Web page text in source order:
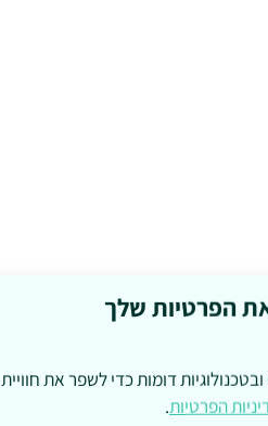
הפרטיות שלך
אנחנו משתמשים בקובצי Cookies ובטכנולוגיות דומות כדי לשפר את חוויית
הפרטיות.